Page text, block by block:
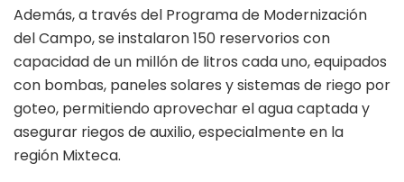
Además, a través del Programa de Modernización
del Campo, se instalaron 150 reservorios con
capacidad de un millón de litros cada uno, equipados
con bombas, paneles solares y sistemas de riego por
goteo, permitiendo aprovechar el agua captada y
asegurar riegos de auxilio, especialmente en la
región Mixteca.